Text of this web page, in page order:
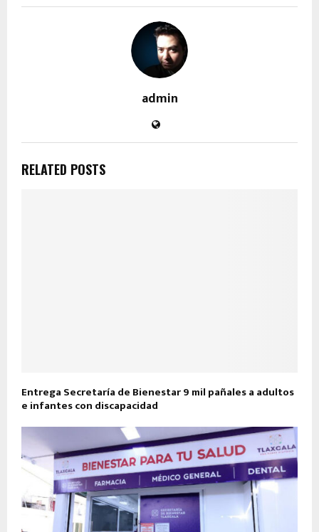
admin
RELATED POSTS
Entrega Secretaría de Bienestar 9 mil pañales a adultos
e infantes con discapacidad